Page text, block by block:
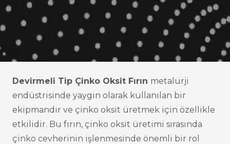
Devirmeli Tip Çinko Oksit Fırın metalurji
endüstrisinde yaygın olarak kullanılan bir
ekipmandır ve çinko oksit üretmek için özellikle
etkilidir. Bu fırın, çinko oksit üretimi sırasında
çinko cevherinin işlenmesinde önemli bir rol